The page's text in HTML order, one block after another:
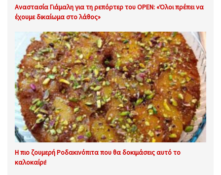
Αναστασία Γιάμαλη για τη ρεπόρτερ του OPEN: «Όλοι πρέπει να
έχουμε δικαίωμα στο λάθος»
Η πιο ζουμερή Ροδακινόπιτα που θα δοκιμάσεις αυτό το
καλοκαίρι!